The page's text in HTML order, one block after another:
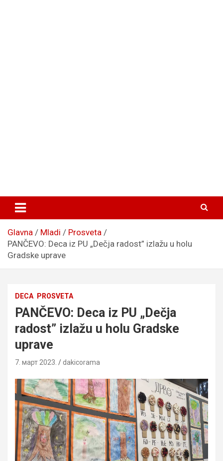
Glavna Mladi
Prosveta
PANČEVO: Deca iz PU „Dečja radost” izlažu u holu
Gradske uprave
DECA PROSVETA
PANČEVO: Deca iz PU „Dečja
radost” izlažu u holu Gradske
uprave
7. март 2023. dakicorama